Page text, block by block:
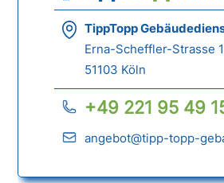
TippTopp
Erna-Scheffler-Strasse
51103 Köln
+49 221 95 49
angebot@tipp-topp-